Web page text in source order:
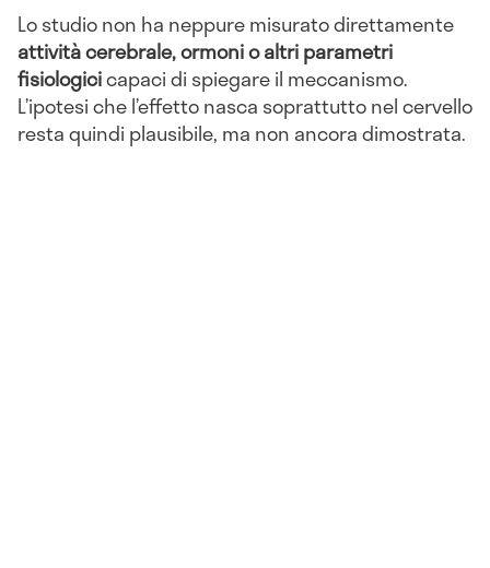
Lo studio non ha neppure misurato direttamente
attività cerebrale, ormoni o altri parametri
fisiologicicapaci di spiegare il meccanismo.
L’ipotesi che l’effetto nasca soprattutto nel cervello
resta quindi plausibile, ma non ancora dimostrata.